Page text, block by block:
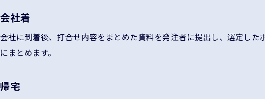
会社着
会社に到着後、打合せ内容をまとめた資料を発注者に提出し、選定し
にまとめます。
帰宅